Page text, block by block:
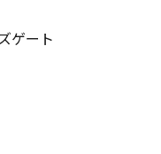
ゲート